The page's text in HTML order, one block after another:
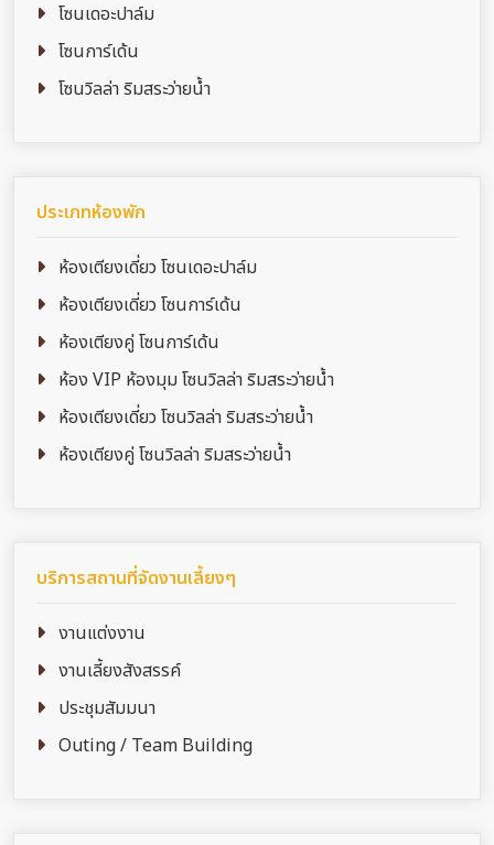
โซนเดอะปาล์ม
โซนการ์เด้น
โซนวิลล่า ริมสระว่ายน้ำ
ประเภทห้องพัก
ห้องเตียงเดี่ยว โซนเดอะปาล์ม
ห้องเตียงเดี่ยว โซนการ์เด้น
ห้องเตียงคู่ โซนการ์เด้น
ห้อง VIP ห้องมุม โซนวิลล่า ริมสระว่ายน้ำ
ห้องเตียงเดี่ยว โซนวิลล่า ริมสระว่ายน้ำ
ห้องเตียงคู่ โซนวิลล่า ริมสระว่ายน้ำ
บริการสถานที่จัดงานเลี้ยงๆ
งานแต่งงาน
งานเลี้ยงสังสรรค์
ประชุมสัมมนา
Outing / Team Building